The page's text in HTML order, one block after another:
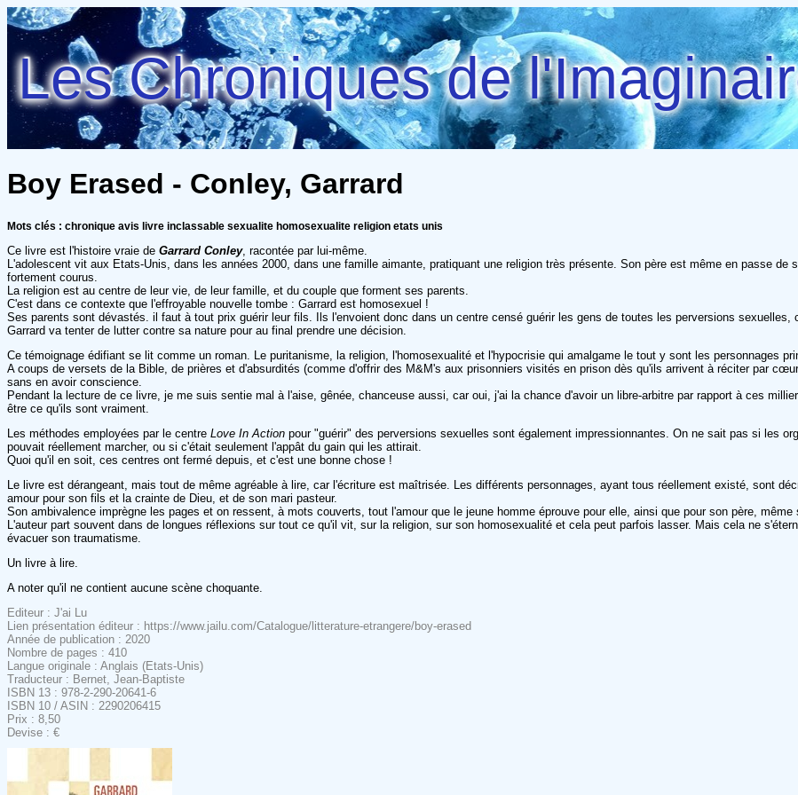
Les Chroniques de
Boy Erased - Conley, Garrard
Mots clés : chronique avis livre inclassable sexualite homosexualite religion etats unis
Ce livre est l'histoire vraie de Garrard Conley, racontée par lui-même.
L'adolescent vit aux Etats-Unis, dans les années 2000, dans une famille aimante, pratiquant une religion très présente. Son père est même en passe
fortement courus.
La religion est au centre de leur vie, de leur famille, et du couple que forment ses parents.
C'est dans ce contexte que l'effroyable nouvelle tombe : Garrard est homosexuel !
Ses parents sont dévastés. il faut à tout prix guérir leur fils. Ils l'envoient donc dans un centre censé guérir les gens de toutes les perversions sexuelles,
Garrard va tenter de lutter contre sa nature pour au final prendre une décision.
Ce témoignage édifiant se lit comme un roman. Le puritanisme, la religion, l'homosexualité et l'hypocrisie qui amalgame le tout y sont les personnages
A coups de versets de la Bible, de prières et d'absurdités (comme d'offrir des M&M's aux prisonniers visités en prison dès qu'ils arrivent à réciter par
sans en avoir conscience.
Pendant la lecture de ce livre, je me suis sentie mal à l'aise, gênée, chanceuse aussi, car oui, j'ai la chance d'avoir un libre-arbitre par rapport à ces
être ce qu'ils sont vraiment.
Les méthodes employées par le centre Love In Action pour "guérir" des perversions sexuelles sont également impressionnantes. On ne sait pas si les
pouvait réellement marcher, ou si c'était seulement l'appât du gain qui les attirait.
Quoi qu'il en soit, ces centres ont fermé depuis, et c'est une bonne chose !
Le livre est dérangeant, mais tout de même agréable à lire, car l'écriture est maîtrisée. Les différents personnages, ayant tous réellement existé, sont
amour pour son fils et la crainte de Dieu, et de son mari pasteur.
Son ambivalence imprègne les pages et on ressent, à mots couverts, tout l'amour que le jeune homme éprouve pour elle, ainsi que pour son père,
L'auteur part souvent dans de longues réflexions sur tout ce qu'il vit, sur la religion, sur son homosexualité et cela peut parfois lasser. Mais cela ne
évacuer son traumatisme.
Un livre à lire.
A noter qu'il ne contient aucune scène choquante.
Editeur : J'ai Lu
Lien présentation éditeur : https://www.jailu.com/Catalogue/litterature-etrangere/boy-erased
Année de publication : 2020
Nombre de pages : 410
Langue originale : Anglais (Etats-Unis)
Traducteur : Bernet, Jean-Baptiste
ISBN 13 : 978-2-290-20641-6
ISBN 10 / ASIN : 2290206415
Prix : 8,50
Devise : €